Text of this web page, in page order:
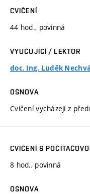
CVIČENÍ
44 hod., povinná
VYUČUJÍCÍ / LEKTOR
doc. Ing. Luděk
OSNOVA
Cvičení vycházejí z
CVIČENÍ S
8 hod., povinná
OSNOVA